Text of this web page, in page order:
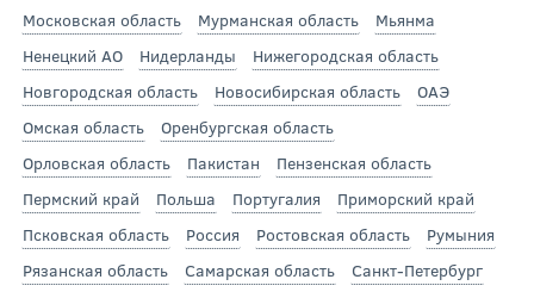
Московская область
Мурманская область
Мьянма
Ненецкий АО
Нидерланды
Нижегородская область
Новгородская область
Новосибирская область
ОАЭ
Омская область
Оренбургская область
Орловская область
Пакистан
Пензенская область
Пермский край
Польша Португалия
Приморский край
Псковская область
Россия Ростовская область
Румыния
Рязанская область
Самарская область
Санкт-Петербург